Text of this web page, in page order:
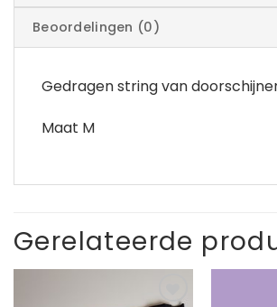
Beoordelingen (0)
Gedragen string van
Maat M
Gerelateerde